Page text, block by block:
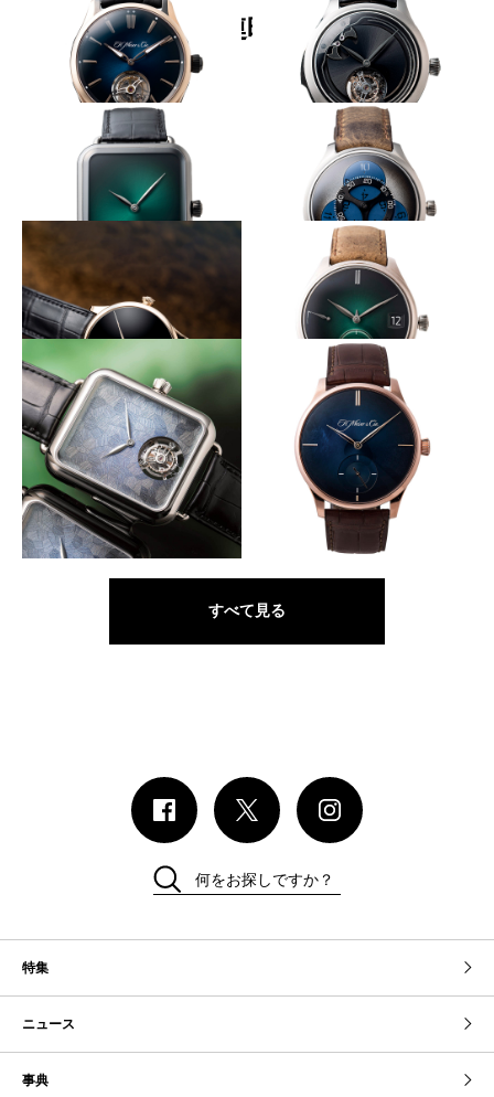
関連時計
スポーティな外観に託す高精度機構
H.MOSER&CIE.
パイオニア・トゥールビヨン
ダイヤルに露わにする時打ちの様子
H.MOSER&CIE.
エンデバー・コンセプト ミニ
ッツリピーター トゥールビヨ
H.MOSER&CIE.
スイス・アルプ・ウォッチ・コ
ンセプト
暗闇で光を放つアワーディスク
H.MOSER&CIE.
エンデバー・フライングアワー
ズ スーパールミノヴァ ブルー
H.MOSER&CIE.
ベンチャー・コンセプト ベン
タブラック
モーザーを代表する機構とダイヤル
H.MOSER&CIE.
エンデバー・パーペチュアルカ
レンダー ピュリティ
四角に仕立てた堂々たる複雑機構
H.MOSER&CIE.
スイス アルプ ウォッチ ミニッ
ツリピーター
RGと深いブルーのコーデがお洒落
H.MOSER&CIE.
ベンチャー・スモールセコンド
XL ピュリティ
すべて見る
特集
ニュース
事典
何をお探しですか？